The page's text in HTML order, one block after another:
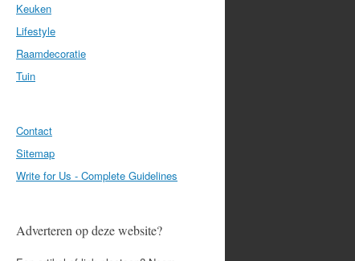
Keuken
Lifestyle
Raamdecoratie
Tuin
Contact
Sitemap
Write for Us - Complete Guidelines
Adverteren op deze website?